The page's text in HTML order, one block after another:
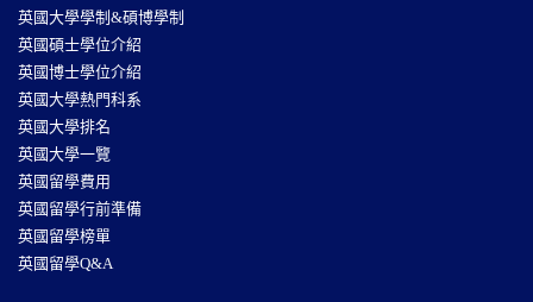
英國大學學制&碩博學制
英國碩士學位介紹
英國博士學位介紹
英國大學熱門科系
英國大學排名
英國大學一覽
英國留學費用
英國留學行前準備
英國留學榜單
英國留學Q&A